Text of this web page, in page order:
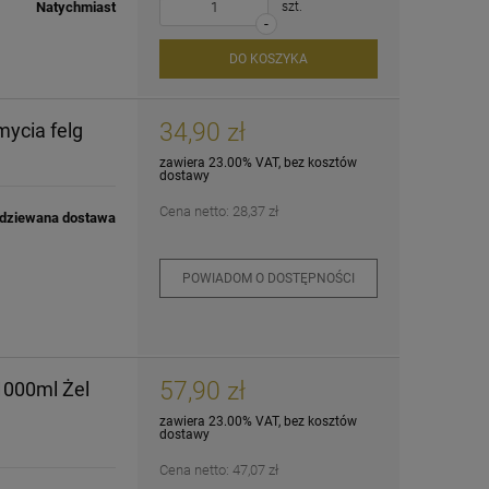
K2 Tipso Pro - patyczki
szt.
Deepgloss Mikrofibra
Kirkland 40x40cm
DOSTĘPNOŚCI
Natychmiast
-
szt.
DO KOSZYKA
felg
dostawa
34,90 zł
zawiera 23.00% VAT, bez kosztów
dostawy
Cena netto: 28,37 zł
POWIADOM O DOSTĘPNOŚCI
Żel
57,90 zł
zawiera 23.00% VAT, bez kosztów
dostawy
Cena netto: 47,07 zł